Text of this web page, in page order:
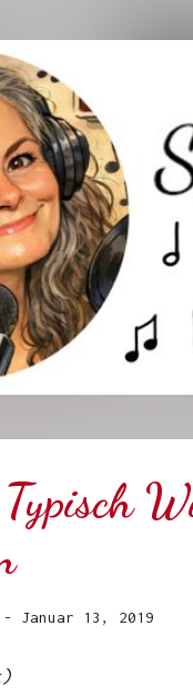
- Januar 13, 2019